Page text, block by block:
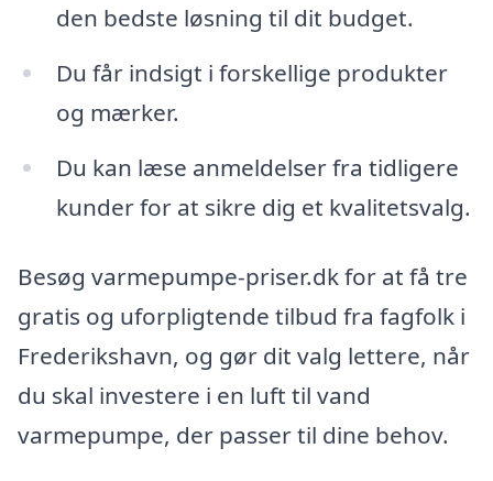
den bedste løsning til dit budget.
Du får indsigt i forskellige produkter
og mærker.
Du kan læse anmeldelser fra tidligere
kunder for at sikre dig et kvalitetsvalg.
Besøg varmepumpe-priser.dk for at få tre
gratis og uforpligtende tilbud fra fagfolk i
Frederikshavn, og gør dit valg lettere, når
du skal investere i en luft til vand
varmepumpe, der passer til dine behov.